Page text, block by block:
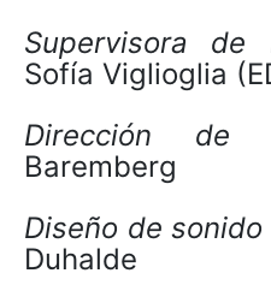
Supervisora de
Sofía Viglioglia
Dirección de
Baremberg
Diseño de
Duhalde